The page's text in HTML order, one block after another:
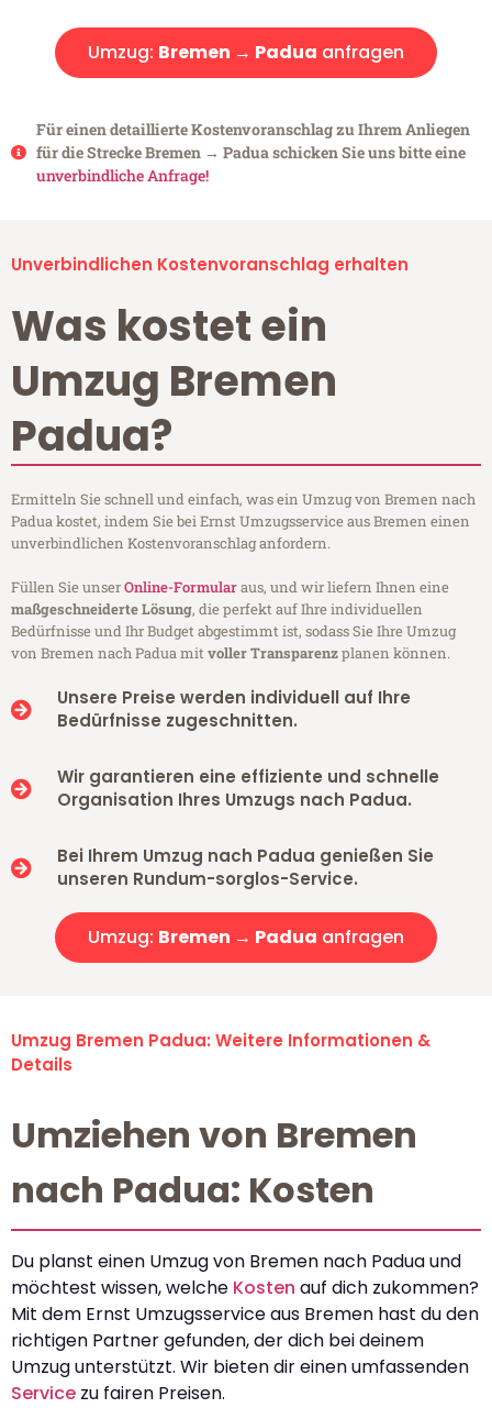
Umzug: Bremen → Padua anfragen
Für einen detaillierte Kostenvoranschlag zu Ihrem Anliegen
für die Strecke Bremen → Padua schicken Sie uns bitte eine
unverbindliche Anfrage!
Unverbindlichen Kostenvoranschlag erhalten
Was kostet ein
Umzug Bremen
Padua?
Ermitteln Sie schnell und einfach, was ein Umzug von Bremen nach
Padua kostet, indem Sie bei Ernst Umzugsservice aus Bremen einen
unverbindlichen Kostenvoranschlag anfordern.
Füllen Sie unserOnline-Formularaus, und wir liefern Ihnen eine
maßgeschneiderte Lösung, die perfekt auf Ihre individuellen
Bedürfnisse und Ihr Budget abgestimmt ist, sodass Sie Ihre Umzug
von Bremen nach Padua mitvoller Transparenzplanen können.
Unsere Preise werden individuell auf Ihre
Bedürfnisse zugeschnitten.
Wir garantieren eine effiziente und schnelle
Organisation Ihres Umzugs nach Padua.
Bei Ihrem Umzug nach Padua genießen Sie
unseren Rundum-sorglos-Service.
Umzug: Bremen → Padua anfragen
Umzug Bremen Padua: Weitere Informationen &
Details
Umziehen von Bremen
nach Padua: Kosten
Du planst einen Umzug von Bremen nach Padua und
möchtest wissen, welche Kosten auf dich zukommen?
Mit dem Ernst Umzugsservice aus Bremen hast du den
richtigen Partner gefunden, der dich bei deinem
Umzug unterstützt. Wir bieten dir einen umfassenden
Service zu fairen Preisen.